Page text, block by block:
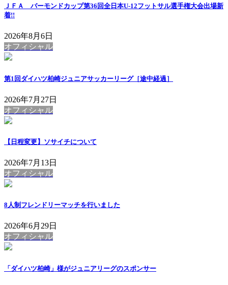
ＪＦＡ バーモンドカップ第36回全日本U-12フットサル選手権大会出場新
着!!
2026年8月6日
オフィシャル
第1回ダイハツ柏崎ジュニアサッカーリーグ［途中経過］
2026年7月27日
オフィシャル
【日程変更】ソサイチについて
2026年7月13日
オフィシャル
8人制フレンドリーマッチを行いました
2026年6月29日
オフィシャル
「ダイハツ柏崎」様がジュニアリーグのスポンサー